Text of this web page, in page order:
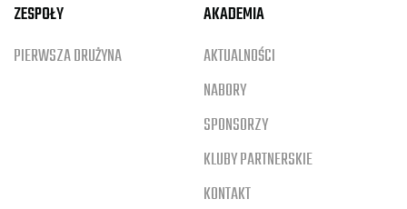
ZESPOŁY
PIERWSZA DRUŻYNA
AKADEMIA
AKTUALNOŚCI
NABORY
SPONSORZY
KLUBY PARTNERSKIE
KONTAKT